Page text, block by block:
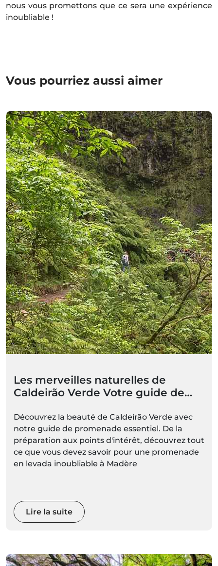
nous vous promettons que ce sera une expérience
inoubliable !
Vous pourriez aussi aimer
Les merveilles naturelles de
Caldeirão Verde Votre guide de
Découvrez la beauté de Caldeirão Verde avec
notre guide de promenade essentiel. De la
préparation aux points d'intérêt, découvrez tout
ce que vous devez savoir pour une promenade
en levada inoubliable à Madère
Lire la suite